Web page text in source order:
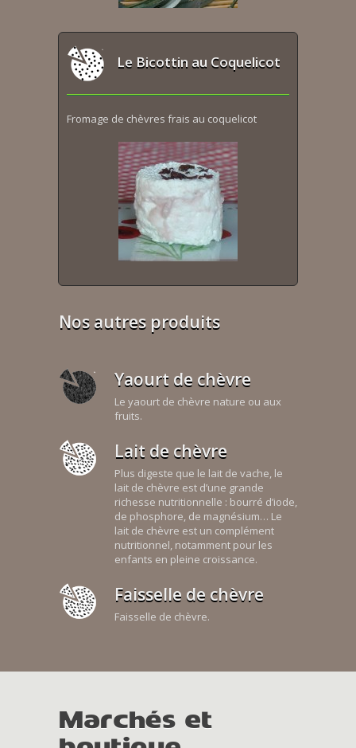
Le Bicottin au Coquelicot
Fromage de chèvres frais au coquelicot
Nos autres produits
Yaourt de chèvre
Le yaourt de chèvre nature ou aux
fruits.
Lait de chèvre
Plus digeste que le lait de vache, le
lait de chèvre est d’une grande
richesse nutritionnelle : bourré d’iode,
de phosphore, de magnésium… Le
lait de chèvre est un complément
nutritionnel, notamment pour les
enfants en pleine croissance.
Faisselle de chèvre
Faisselle de chèvre.
Marchés et
boutique